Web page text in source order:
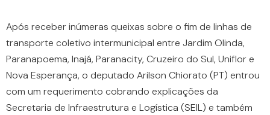
Após receber inúmeras queixas sobre o fim de linhas de
transporte coletivo intermunicipal entre Jardim Olinda,
Paranapoema, Inajá, Paranacity, Cruzeiro do Sul, Uniflor e
Nova Esperança, o deputado Arilson Chiorato (PT) entrou
com um requerimento cobrando explicações da
Secretaria de Infraestrutura e Logística (SEIL) e também